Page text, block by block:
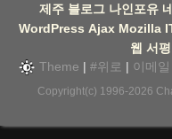
제주 블로그 나인포유
WordPress Ajax Mozilla
웹 서평
Theme | #위로 | 이메
Copyright(c) 1996-2026